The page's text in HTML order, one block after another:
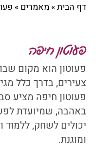
דף הבית» מאמרים»
פעוטון חיפה
פעוטון הוא מקום
פעוטון חיפה מציע
באהבה, שמיועדת
יכולים לשחק,
ומוגנת.